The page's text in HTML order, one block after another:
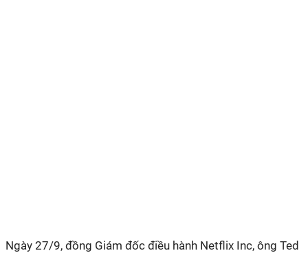
Ngày 27/9, đồng Giám đốc điều hành Netflix Inc, ông Ted